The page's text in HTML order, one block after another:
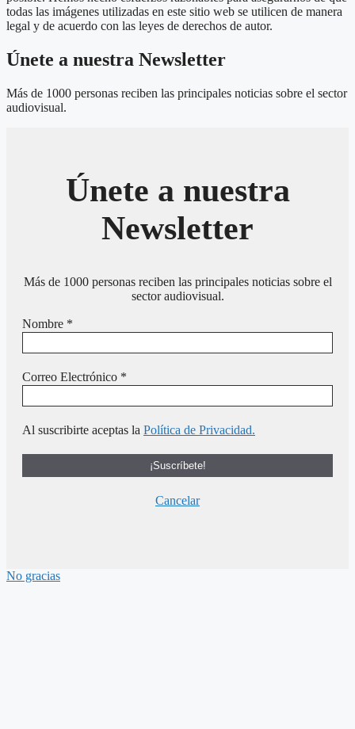
todas las imágenes utilizadas en este sitio web se utilicen de manera
legal y de acuerdo con las leyes de derechos de autor.
Únete a nuestra Newsletter
Más de 1000 personas reciben las principales noticias sobre el sector
audiovisual.
Únete a nuestra
Newsletter
Más de 1000 personas reciben las principales noticias sobre el
sector audiovisual.
Nombre *
Correo Electrónico *
Al suscribirte aceptas la Política de Privacidad.
Cancelar
No gracias